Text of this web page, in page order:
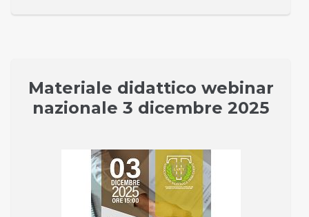
Materiale didattico webinar
nazionale 3 dicembre 2025